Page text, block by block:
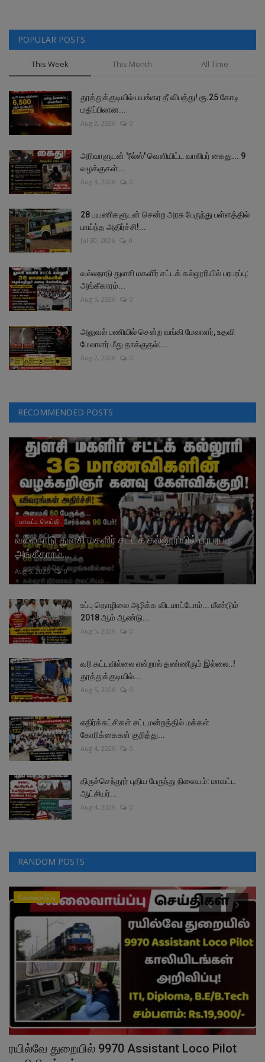
POPULAR POSTS
This Week This Month All Time
தூத்துக்குடியில் பயங்கர தீ விபத்து! ரூ.25 கோடி
மதிப்பிலான...
Aug 2, 2026 0
அரிவாளுடன் 'ரீல்ஸ்' வெளியிட்ட வாலிபர் கைது... 9
வழக்குகள்...
Aug 3, 2026 0
28 பயணிகளுடன் சென்ற அரசு பேருந்து பள்ளத்தில்
பாய்ந்த அதிர்ச்சி!...
Jul 30, 2026 0
வல்லநாடு துளசி மகளிர் சட்டக் கல்லூரியில் பரபரப்பு:
அங்கீகாரம்...
Aug 5, 2026 0
அலுவல் பணியில் சென்ற வங்கி மேலாளர், உதவி
மேலாளர் மீது தாக்குதல்:...
Aug 2, 2026 0
RECOMMENDED POSTS
மாவட்ட செய்தி
வல்லநாடு துளசி மகளிர் சட்டக் கல்லூரியில் பரபரப்பு:
அங்கீகாரம்...
Aug 5, 2026 0
உப்பு தொழிலை அழிக்க விடமாட்டோம்... மீண்டும்
2018 ஆம் ஆண்டு...
Aug 5, 2026 0
வரி கட்டவில்லை என்றால் தண்ணீரும் இல்லை..!
தூத்துக்குடியில்...
Aug 5, 2026 0
எதிர்க்கட்சிகள் சட்டமன்றத்தில் மக்கள்
கோரிக்கைகள் குறித்து...
Aug 4, 2026 0
திருச்செந்தூர் புதிய பேருந்து நிலையம்: மாவட்ட
ஆட்சியர்...
Aug 4, 2026 0
RANDOM POSTS
வேலைவாய்ப்பு
ரயில்வே துறையில் 9970 Assistant Loco Pilot